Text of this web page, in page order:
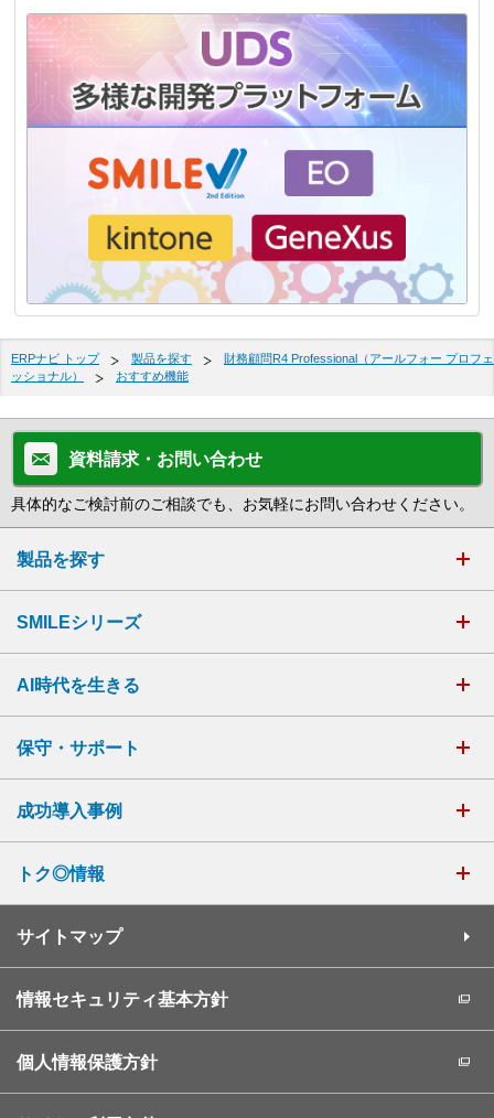
ERPナビ トップ 製品を探す
財務顧問R4 Professional（アールフォー プロフェ
ッショナル）
おすすめ機能
資料請求・お問い合わせ
具体的なご検討前のご相談でも、お気軽にお問い合わせください。
製品を探す
SMILEシリーズ
AI時代を生きる
保守・サポート
成功導入事例
トク◎情報
サイトマップ
情報セキュリティ基本方針
個人情報保護方針